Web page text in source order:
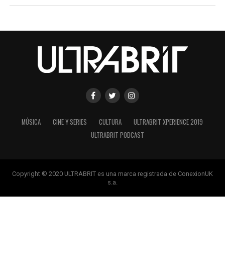
MÚSICA CINE Y SERIES CULTURA
ULTRABRIT XPERIENCE 2019
ULTRABRIT PODCAST
Copyright © 2020 ULTRABRIT es una marca registrada de ConexionUK
s.a.